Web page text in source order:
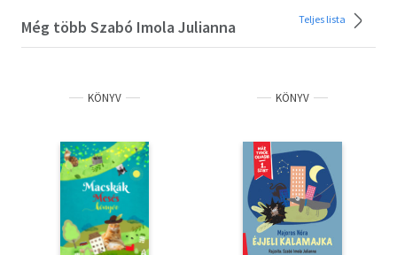
Még több Szabó Imola Julianna Teljes lista
KÖNYV KÖNYV